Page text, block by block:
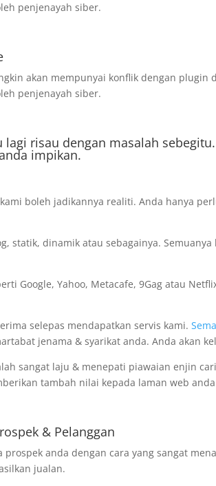
penjenayah siber.
akan mempunyai konflik dengan plugin
penjenayah siber.
risau dengan masalah
impikan.
boleh jadikannya realiti. Anda hanya
statik, dinamik atau sebagainya.
Google, Yahoo, Metacafe, 9Gag atau
selepas mendapatkan servis kami.
jenama & syarikat anda. Anda akan
sangat laju & menepati piawaian enjin
tambah nilai kepada laman web
& Pelanggan
anda dengan cara yang sangat
jualan.